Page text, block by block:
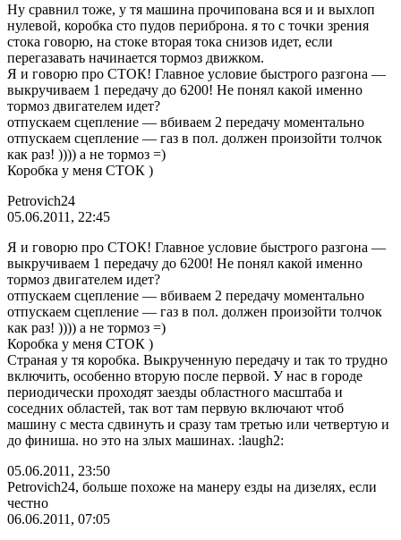
Ну сравнил тоже, у тя машина прочипована вся и и выхлоп
нулевой, коробка сто пудов периброна. я то с точки зрения
стока говорю, на стоке вторая тока снизов идет, если
перегазавать начинается тормоз движком.
Я и говорю про СТОК! Главное условие быстрого разгона —
выкручиваем 1 передачу до 6200! Не понял какой именно
тормоз двигателем идет?
отпускаем сцепление — вбиваем 2 передачу моментально
отпускаем сцепление — газ в пол. должен произойти толчок
как раз! )))) а не тормоз =)
Коробка у меня СТОК )
Petrovich24
05.06.2011, 22:45
Я и говорю про СТОК! Главное условие быстрого разгона —
выкручиваем 1 передачу до 6200! Не понял какой именно
тормоз двигателем идет?
отпускаем сцепление — вбиваем 2 передачу моментально
отпускаем сцепление — газ в пол. должен произойти толчок
как раз! )))) а не тормоз =)
Коробка у меня СТОК )
Страная у тя коробка. Выкрученную передачу и так то трудно
включить, особенно вторую после первой. У нас в городе
периодически проходят заезды областного масштаба и
соседних областей, так вот там первую включают чтоб
машину с места сдвинуть и сразу там третью или четвертую и
до финиша. но это на злых машинах. :laugh2:
05.06.2011, 23:50
Petrovich24, больше похоже на манеру езды на дизелях, если
честно
06.06.2011, 07:05